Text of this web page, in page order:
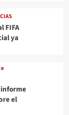
FIFA
ya
el